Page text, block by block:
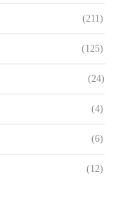
(211)
(125)
(24)
(4)
(6)
(12)